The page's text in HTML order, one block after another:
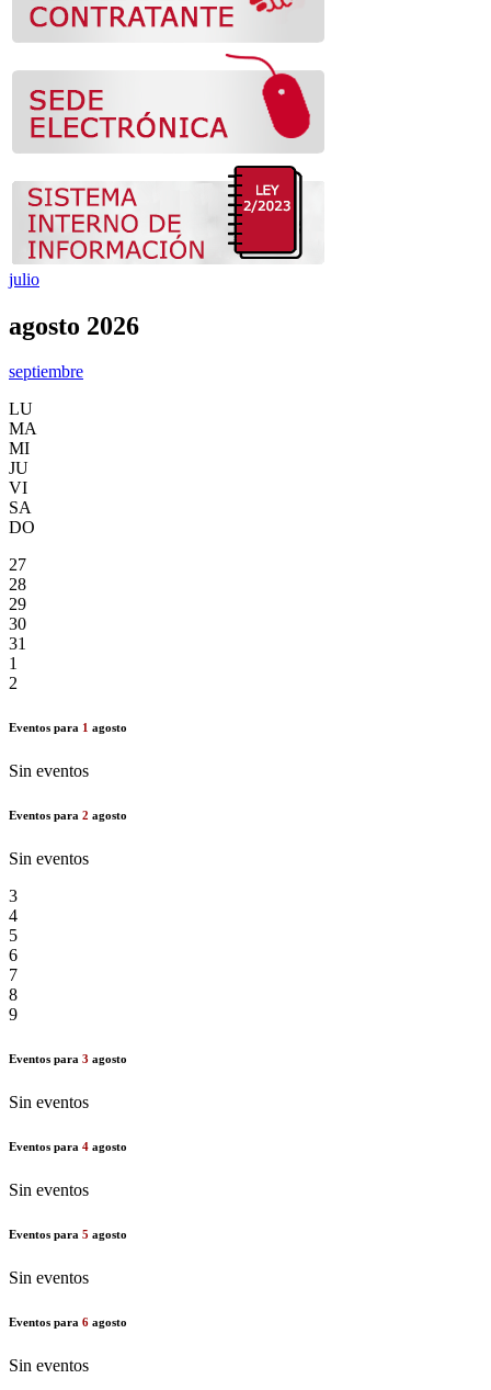
julio
agosto 2026
septiembre
LU
MA
MI
JU
VI
SA
DO
27
28
29
30
31
1
2
Eventos para 1 agosto
Sin eventos
Eventos para 2 agosto
Sin eventos
3
4
5
6
7
8
9
Eventos para 3 agosto
Sin eventos
Eventos para 4 agosto
Sin eventos
Eventos para 5 agosto
Sin eventos
Eventos para 6 agosto
Sin eventos